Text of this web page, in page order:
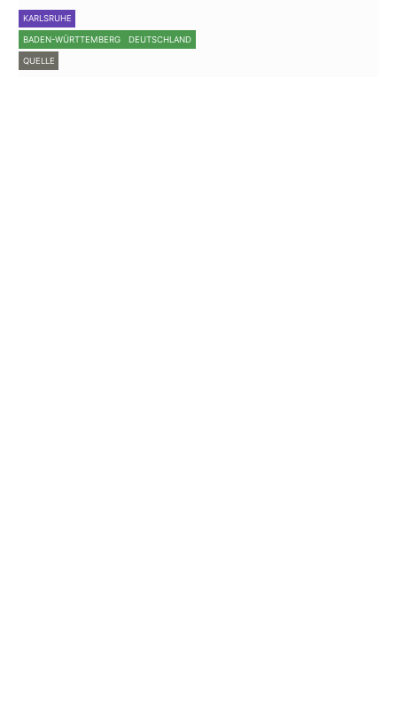
KARLSRUHE
BADEN-WÜRTTEMBERG DEUTSCHLAND
QUELLE